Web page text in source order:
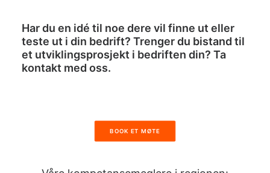
Har du en idé til noe dere vil finne ut eller
teste ut i din bedrift? Trenger du bistand til
et utviklingsprosjekt i bedriften din? Ta
kontakt med oss.
BOOK ET MØTE